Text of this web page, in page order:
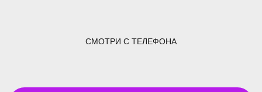
СМОТРИ С ТЕЛЕФОНА